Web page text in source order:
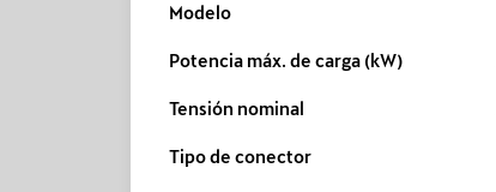
Modelo
Potencia máx. de carga (kW)
Tensión nominal
Tipo de conector